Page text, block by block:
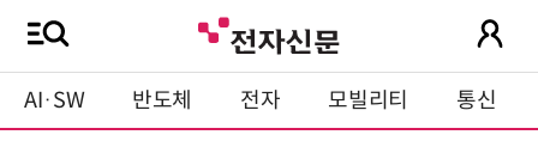
AI·SW 반도체 전자 모빌리티 통신